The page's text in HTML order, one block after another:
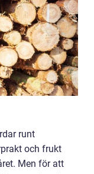
runt
och frukt
Men för att